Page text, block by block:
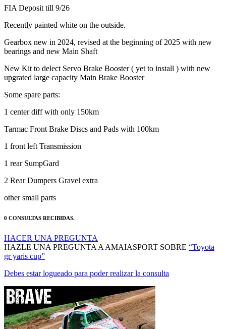
FIA Deposit till 9/26
Recently painted white on the outside.
Gearbox new in 2024, revised at the beginning of 2025 with new
bearings and new Main Shaft
New Kit to delect Servo Brake Booster ( yet to install ) with new
upgrated large capacity Main Brake Booster
Some spare parts:
1 center diff with only 150km
Tarmac Front Brake Discs and Pads with 100km
1 front left Transmission
1 rear SumpGard
2 Rear Dumpers Gravel extra
other small parts
0 CONSULTAS RECIBIDAS.
HACER UNA PREGUNTA
HAZLE UNA PREGUNTA A AMAIASPORT SOBRE “Toyota
gr yaris cup”
Debes estar logueado para poder realizar la consulta